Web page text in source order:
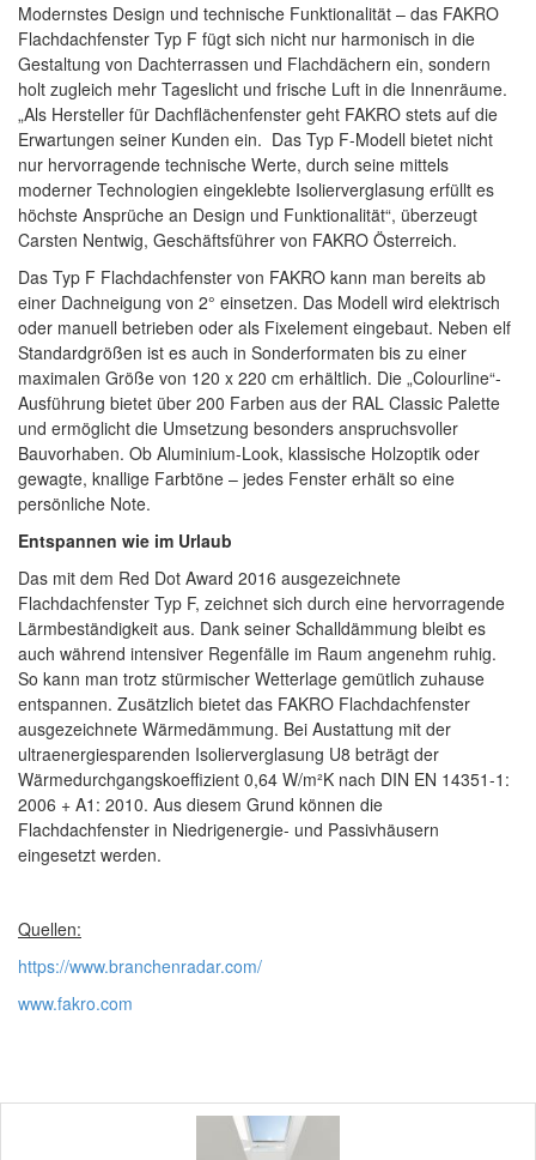
Modernstes Design und technische Funktionalität – das FAKRO
Flachdachfenster Typ F fügt sich nicht nur harmonisch in die
Gestaltung von Dachterrassen und Flachdächern ein, sondern
holt zugleich mehr Tageslicht und frische Luft in die Innenräume.
„Als Hersteller für Dachflächenfenster geht FAKRO stets auf die
Erwartungen seiner Kunden ein. Das Typ F-Modell bietet nicht
nur hervorragende technische Werte, durch seine mittels
moderner Technologien eingeklebte Isolierverglasung erfüllt es
höchste Ansprüche an Design und Funktionalität“, überzeugt
Carsten Nentwig, Geschäftsführer von FAKRO Österreich.
Das Typ F Flachdachfenster von FAKRO kann man bereits ab
einer Dachneigung von 2° einsetzen. Das Modell wird elektrisch
oder manuell betrieben oder als Fixelement eingebaut. Neben elf
Standardgrößen ist es auch in Sonderformaten bis zu einer
maximalen Größe von 120 x 220 cm erhältlich. Die „Colourline“-
Ausführung bietet über 200 Farben aus der RAL Classic Palette
und ermöglicht die Umsetzung besonders anspruchsvoller
Bauvorhaben. Ob Aluminium-Look, klassische Holzoptik oder
gewagte, knallige Farbtöne – jedes Fenster erhält so eine
persönliche Note.
Entspannen wie im Urlaub
Das mit dem Red Dot Award 2016 ausgezeichnete
Flachdachfenster Typ F, zeichnet sich durch eine hervorragende
Lärmbeständigkeit aus. Dank seiner Schalldämmung bleibt es
auch während intensiver Regenfälle im Raum angenehm ruhig.
So kann man trotz stürmischer Wetterlage gemütlich zuhause
entspannen. Zusätzlich bietet das FAKRO Flachdachfenster
ausgezeichnete Wärmedämmung. Bei Austattung mit der
ultraenergiesparenden Isolierverglasung U8 beträgt der
Wärmedurchgangskoeffizient 0,64 W/m²K nach DIN EN 14351-1:
2006 + A1: 2010. Aus diesem Grund können die
Flachdachfenster in Niedrigenergie- und Passivhäusern
eingesetzt werden.
Quellen:
https://www.branchenradar.com/
www.fakro.com